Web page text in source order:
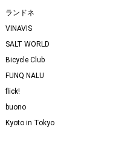
ランドネ
VINAVIS
SALT WORLD
Bicycle Club
FUNQ NALU
flick!
buono
Kyoto in Tokyo